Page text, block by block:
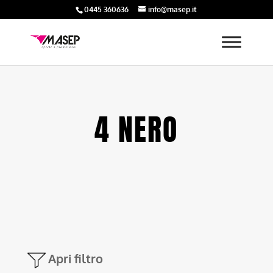
0445 360636 info@masep.it
4 NERO
Apri filtro